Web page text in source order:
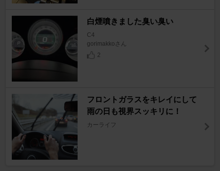
白煙噴きました臭い臭い
C4
gorimakkoさん
2
フロントガラスをキレイにして
雨の日も視界スッキリに！
カーライフ